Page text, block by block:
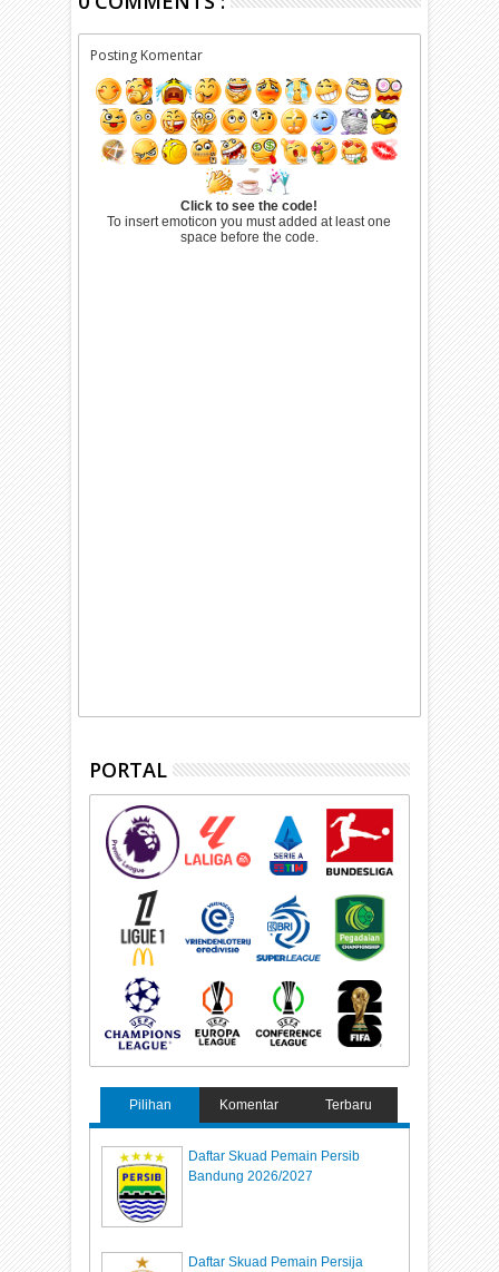
Posting Komentar
Click to see the code!
To insert emoticon you must added at least one
space before the code.
PORTAL
Pilihan Komentar Terbaru
Daftar Skuad Pemain Persib
Bandung 2026/2027
Daftar Skuad Pemain Persija